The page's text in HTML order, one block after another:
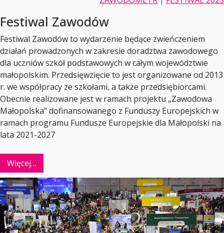
Festiwal Zawodów
Festiwal Zawodów to wydarzenie będące zwieńczeniem
działań prowadzonych w zakresie doradztwa zawodowego
dla uczniów szkół podstawowych w całym województwie
małopolskim. Przedsięwzięcie to jest organizowane od 2013
r. we współpracy ze szkołami, a także przedsiębiorcami.
Obecnie realizowane jest w ramach projektu „Zawodowa
Małopolska” dofinansowanego z Funduszy Europejskich w
ramach programu Fundusze Europejskie dla Małopolski na
lata 2021-2027
Więcej…